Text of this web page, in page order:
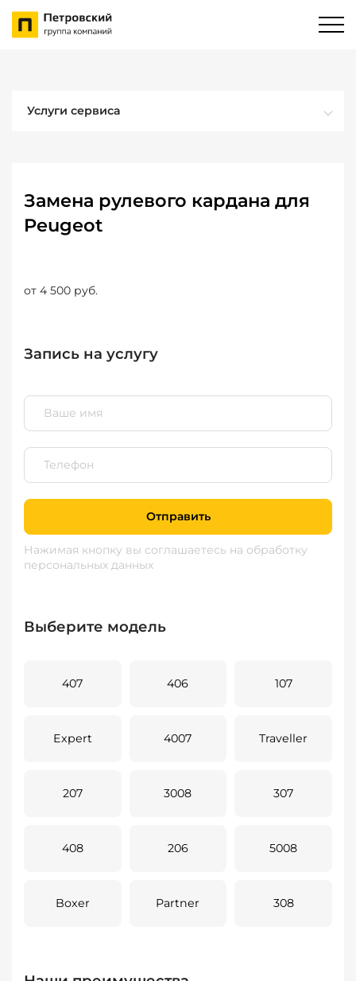
Услуги сервиса
Замена рулевого кардана для
Peugeot
от 4 500 руб.
Запись на услугу
Отправить
Нажимая кнопку вы соглашаетесь на обработку
персональных данных
Выберите модель
407 406 107
Expert 4007 Traveller
207 3008 307
408 206 5008
Boxer Partner 308